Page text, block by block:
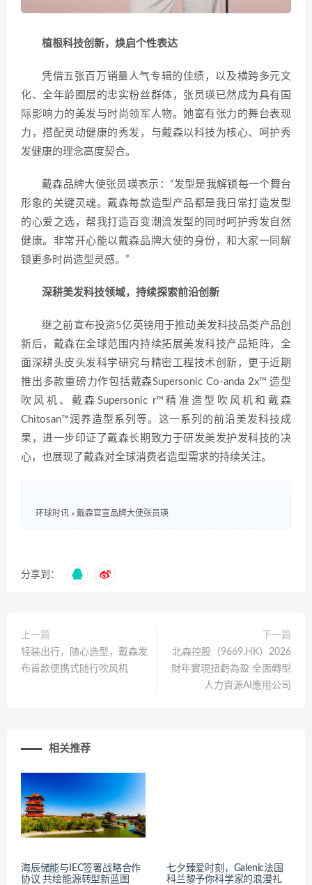
植根科技创新，焕启个性表达
凭借五张百万销量人气专辑的佳绩，以及横跨多元文
化、全年龄圈层的忠实粉丝群体，张员瑛已然成为具有国
际影响力的美发与时尚领军人物。她富有张力的舞台表现
力，搭配灵动健康的秀发，与戴森以科技为核心、呵护秀
发健康的理念高度契合。
戴森品牌大使张员瑛表示：“发型是我解锁每一个舞台
形象的关键灵魂。戴森每款造型产品都是我日常打造发型
的心爱之选，帮我打造百变潮流发型的同时呵护秀发自然
健康。非常开心能以戴森品牌大使的身份，和大家一同解
锁更多时尚造型灵感。”
深耕美发科技领域，持续探索前沿创新
继之前宣布投资5亿英镑用于推动美发科技品类产品创
新后，戴森在全球范围内持续拓展美发科技产品矩阵，全
面深耕头皮头发科学研究与精密工程技术创新，更于近期
推出多款重磅力作包括戴森Supersonic Co-anda 2x™ 造型
吹风机、戴森Supersonic r™精准造型吹风机和戴森
Chitosan™️润养造型系列等。这一系列的前沿美发科技成
果，进一步印证了戴森长期致力于研发美发护发科技的决
心，也展现了戴森对全球消费者造型需求的持续关注。
环球时讯 » 戴森官宣品牌大使张员瑛
分享到：
上一篇
轻装出行，随心造型，戴森发
布首款便携式随行吹风机
下一篇
北森控股（9669.HK）2026
財年實現扭虧為盈 全面轉型
人力資源AI應用公司
相关推荐
海辰储能与IEC签署战略合作
协议 共绘能源转型新蓝图
七夕臻爱时刻，Galenic法国
科兰黎予你科学家的浪漫礼